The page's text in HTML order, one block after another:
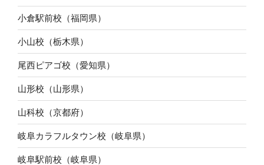
小倉駅前校（福岡県）
小山校（栃木県）
尾西ピアゴ校（愛知県）
山形校（山形県）
山科校（京都府）
岐阜カラフルタウン校（岐阜県）
岐阜駅前校（岐阜県）